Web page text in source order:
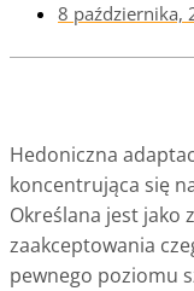
8 października,
Hedoniczna
koncentrująca się
Określana jest jako
zaakceptowania
pewnego poziomu